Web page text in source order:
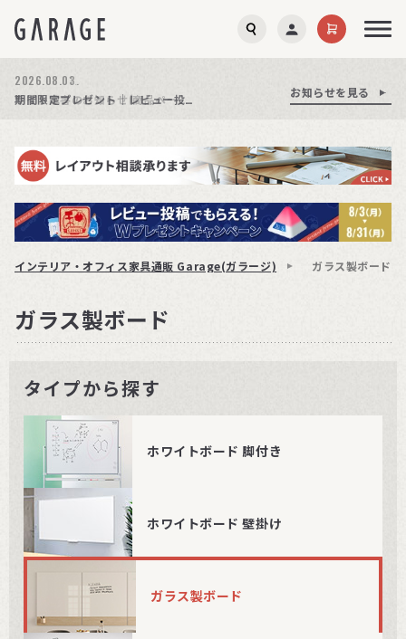
2026.08.03.
期間限定プレゼント│レビュー投稿をお待ちしております
お知らせを見る
商品ページ障害復旧のお知らせ お知らせを見る
サイト障害のお知らせ(商品ページが正常に表示されない事象発生) お知らせを見る
インテリア・オフィス家具通販 Garage(ガラージ) ガラス製ボード
ガラス製ボード
タイプから探す
ホワイトボード 脚付き
ホワイトボード 壁掛け
ガラス製ボード